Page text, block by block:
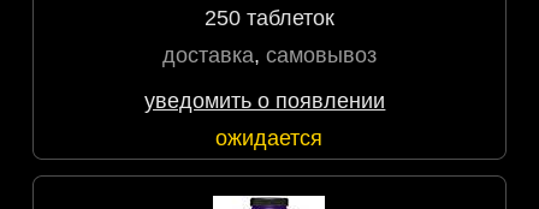
250 таблеток
доставка, самовывоз
уведомить о появлении
ожидается